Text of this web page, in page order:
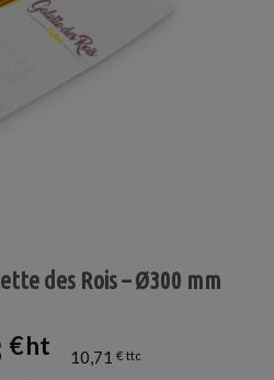
des Rois – Ø300 mm
€
prix10,71 €